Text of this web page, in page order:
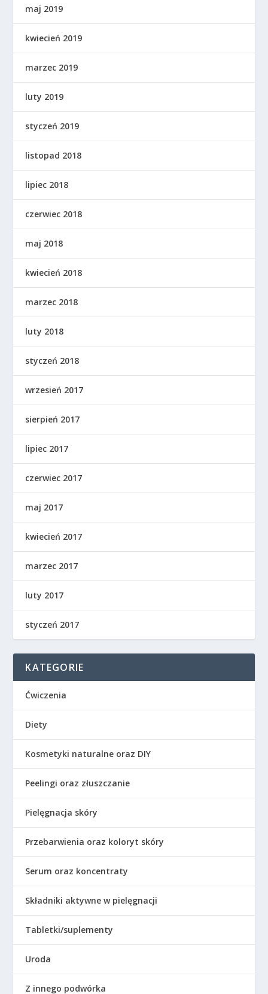
maj 2019
kwiecień 2019
marzec 2019
luty 2019
styczeń 2019
listopad 2018
lipiec 2018
czerwiec 2018
maj 2018
kwiecień 2018
marzec 2018
luty 2018
styczeń 2018
wrzesień 2017
sierpień 2017
lipiec 2017
czerwiec 2017
maj 2017
kwiecień 2017
marzec 2017
luty 2017
styczeń 2017
KATEGORIE
Ćwiczenia
Diety
Kosmetyki naturalne oraz DIY
Peelingi oraz złuszczanie
Pielęgnacja skóry
Przebarwienia oraz koloryt skóry
Serum oraz koncentraty
Składniki aktywne w pielęgnacji
Tabletki/suplementy
Uroda
Z innego podwórka